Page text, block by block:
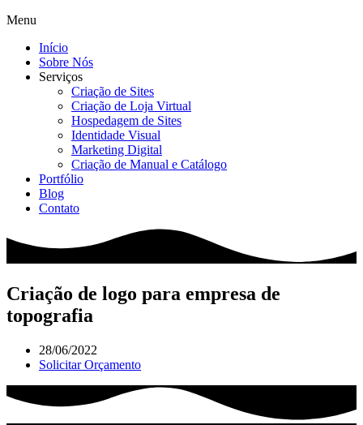
Menu
Início
Sobre Nós
Serviços
Criação de Sites
Criação de Loja Virtual
Hospedagem de Sites
Identidade Visual
Marketing Digital
Criação de Manual e Catálogo
Portfólio
Blog
Contato
Criação de logo para empresa de
topografia
28/06/2022
Solicitar Orçamento